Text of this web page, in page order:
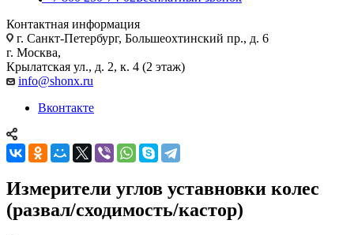
Контактная информация
г. Санкт-Петербург, Большеохтинский пр., д. 6
г. Москва,
Крылатская ул., д. 2, к. 4 (2 этаж)
info@shonx.ru
Вконтакте
Измерители углов уставновки колес
(развал/сходимость/кастор)